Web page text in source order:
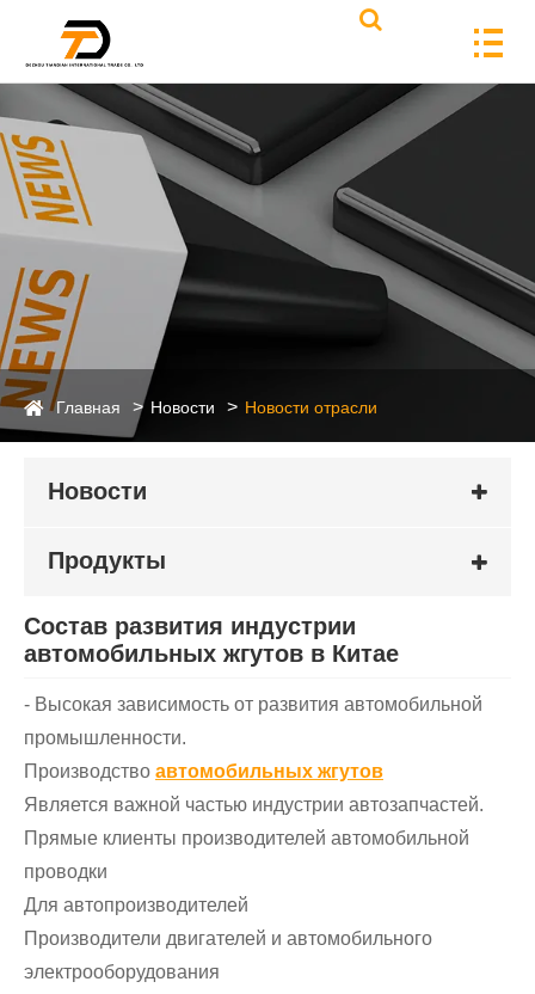
Главная Новости Новости отрасли
Новости
Продукты
Состав развития индустрии
автомобильных жгутов в Китае
- Высокая зависимость от развития автомобильной
промышленности.
Производство автомобильных жгутов
Является важной частью индустрии автозапчастей.
Прямые клиенты производителей автомобильной
проводки
Для автопроизводителей
Производители двигателей и автомобильного
электрооборудования